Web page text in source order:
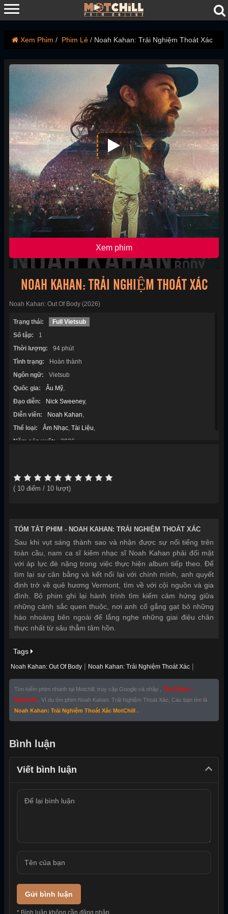
Xem Phim Phim Lẻ Noah Kahan: Trải Nghiệm Thoát Xác
Xem phim
NOAH KAHAN: TRẢI NGHIỆM THOÁT XÁC
Noah Kahan: Out Of Body (2026)
Trạng thái:
Full Vietsub
Số tập:
1
Thời lượng:
94 phút
Tình trạng:
Hoàn thành
Ngôn ngữ:
Vietsub
Quốc gia:
Âu Mỹ,
Đạo diễn:
Nick Sweeney,
Diễn viên:
Noah Kahan,
Thể loại:
Âm Nhạc, Tài Liệu,
Năm sản xuất:
2026
( 10 điểm / 10 lượt)
TÓM TẮT PHIM - NOAH KAHAN: TRẢI NGHIỆM THOÁT XÁC
Sau khi vụt sáng thành sao và nhận được sự nổi tiếng trên
toàn cầu, nam ca sĩ kiêm nhạc sĩ Noah Kahan phải đối mặt
với áp lực đè nặng trong việc thực hiện album tiếp theo. Để
tìm lại sự cân bằng và kết nối lại với chính mình, anh quyết
định trở về quê hương Vermont, tìm về với cội nguồn và gia
đình. Bộ phim ghi lại hành trình tìm kiếm cảm hứng giữa
những cảnh sắc quen thuộc, nơi anh cố gắng gạt bỏ những
hào nhoáng bên ngoài để lắng nghe những giai điệu chân
thực nhất từ sâu thẳm tâm hồn.
Tags
Noah Kahan: Out Of Body | Noah Kahan: Trải Nghiệm Thoát Xác |
Tìm kiếm phim nhanh tại Motchill, truy cập Google và nhập , Tên Phim +
MotChill
. Ví dụ tìm phim Noah Kahan: Trải Nghiệm Thoát Xác, Các bạn tìm là
Noah Kahan: Trải Nghiệm Thoát Xác MotChill .
Bình luận
Viết bình luận
Gửi bình luận
* Bình luận không cần đăng nhập.